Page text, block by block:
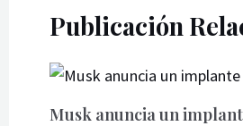
Publicación
Musk anuncia un